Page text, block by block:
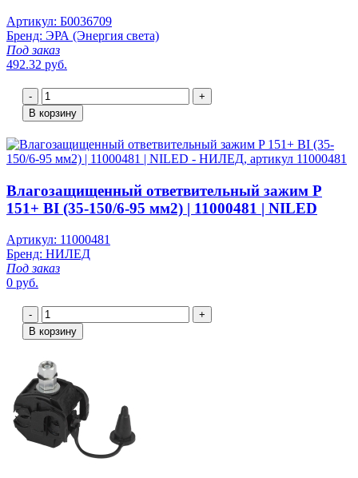
Артикул: Б0036709
Бренд: ЭРА (Энергия света)
Под заказ
492.32 руб.
-
+
В корзину
Влагозащищенный ответвительный зажим P
151+ BI (35-150/6-95 мм2) | 11000481 | NILED
Артикул: 11000481
Бренд: НИЛЕД
Под заказ
0 руб.
-
+
В корзину